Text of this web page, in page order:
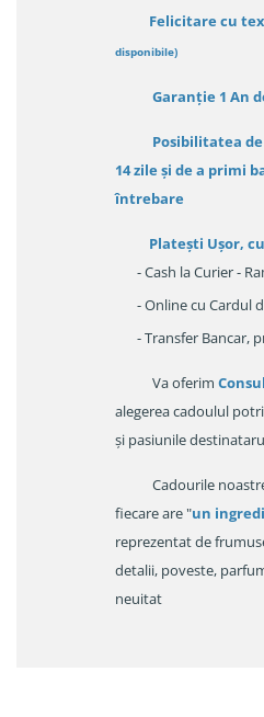
Felicitare cu
disponibile)
Garanție 1 An
Posibilitatea
14 zileși de a primi
întrebare
Platești Ușor,
- Cash la Curier -
- Online cu Cardul
- Transfer Bancar,
Va oferim
alegerea cadoulul
și pasiunile
Cadourile
fiecare are "un
reprezentat de
detalii, poveste,
neuitat